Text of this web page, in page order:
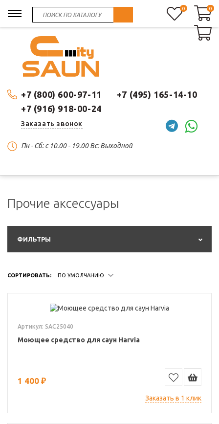
+7 (800) 600-97-11
+7 (495) 165-14-10
+7 (916) 918-00-24
Заказать звонок
Пн - Сб: c 10.00 - 19.00 Вс: Выходной
0 0
0
Прочие аксессуары
ФИЛЬТРЫ
СОРТИРОВАТЬ: ПО УМОЛЧАНИЮ
Артикул: SAC25040
Моющее средство для саун Harvia
1 400 ₽
Заказать в 1 клик